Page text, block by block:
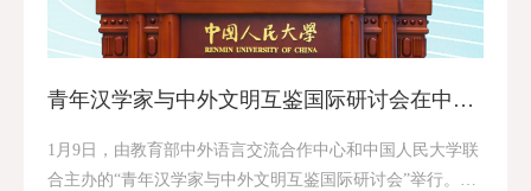
青年汉学家与中外文明互鉴国际研讨会在中国人民大学举行
1月9日，由教育部中外语言交流合作中心和中国人民大学联
合主办的“青年汉学家与中外文明互鉴国际研讨会”举行。会